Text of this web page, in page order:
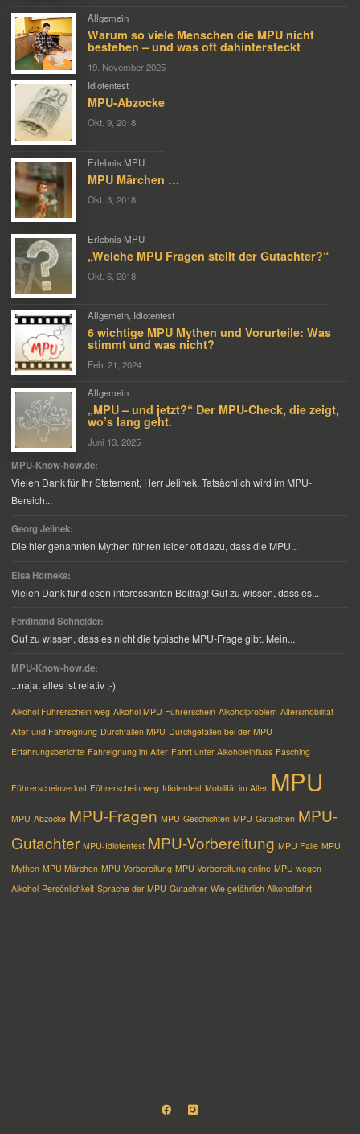
Allgemein
Warum so viele Menschen die MPU nicht
bestehen – und was oft dahintersteckt
19. November 2025
Idiotentest
MPU-Abzocke
Okt. 9, 2018
Erlebnis MPU
MPU Märchen …
Okt. 3, 2018
Erlebnis MPU
„Welche MPU Fragen stellt der Gutachter?“
Okt. 6, 2018
Allgemein, Idiotentest
6 wichtige MPU Mythen und Vorurteile: Was
stimmt und was nicht?
Feb. 21, 2024
Allgemein
„MPU – und jetzt?“ Der MPU-Check, die zeigt,
wo’s lang geht.
Juni 13, 2025
MPU-Know-how.de:
Vielen Dank für Ihr Statement, Herr Jelinek. Tatsächlich wird im MPU-
Bereich...
Georg Jelinek:
Die hier genannten Mythen führen leider oft dazu, dass die MPU...
Elsa Horneke:
Vielen Dank für diesen interessanten Beitrag! Gut zu wissen, dass es...
Ferdinand Schneider:
Gut zu wissen, dass es nicht die typische MPU-Frage gibt. Mein...
MPU-Know-how.de:
...naja, alles ist relativ ;-)
Alkohol Führerschein weg Alkohol MPU Führerschein Alkoholproblem Altersmobilität
Alter und Fahreignung Durchfallen MPU Durchgefallen bei der MPU
Erfahrungsberichte Fahreignung im Alter Fahrt unter Alkoholeinfluss Fasching
Führerscheinverlust Führerschein weg Idiotentest Mobilität im Alter MPU
MPU-Abzocke MPU-Fragen MPU-Geschichten MPU-Gutachten MPU-
Gutachter MPU-Idiotentest MPU-Vorbereitung MPU Falle MPU
Mythen MPU Märchen MPU Vorbereitung MPU Vorbereitung online MPU wegen
Alkohol Persönlichkeit Sprache der MPU-Gutachter Wie gefährlich Alkoholfahrt